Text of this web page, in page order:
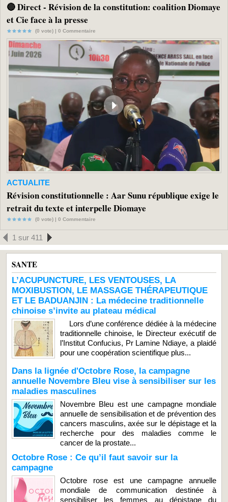
🔴 Direct - Révision de la constitution: coalition Diomaye
et Cie face à la presse
(0 vote) | 0 Commentaire
ACTUALITE
Révision constitutionnelle : Aar Sunu république exige le
retrait du texte et interpelle Diomaye
(0 vote) | 0 Commentaire
1 sur 411
SANTE
L’ACUPUNCTURE, LES VENTOUSES, LA
MOXIBUSTION, LE MASSAGE THÉRAPEUTIQUE
ET LE BADUANJIN : La médecine traditionnelle
chinoise s’invite au plateau médical
Lors d’une conférence dédiée à la médecine
traditionnelle chinoise, le Directeur exécutif de
l’Institut Confucius, Pr Lamine Ndiaye, a plaidé
pour une coopération scientifique plus...
Dans la lignée d'Octobre Rose, la campagne
annuelle Novembre Bleu vise à sensibiliser sur les
maladies masculines
Novembre Bleu est une campagne mondiale
annuelle de sensibilisation et de prévention des
cancers masculins, axée sur le dépistage et la
recherche pour des maladies comme le
cancer de la prostate...
Octobre Rose : Ce qu’il faut savoir sur la
campagne
Octobre rose est une campagne annuelle
mondiale de communication destinée à
sensibiliser les femmes au dépistage du